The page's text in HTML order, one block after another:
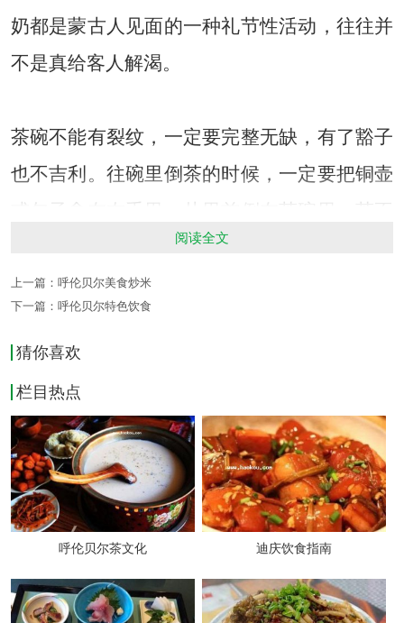
奶都是蒙古人见面的一种礼节性活动，往往并
不是真给客人解渴。
茶碗不能有裂纹，一定要完整无缺，有了豁子
也不吉利。往碗里倒茶的时候，一定要把铜壶
可倒得太满，也不能只倒一半。用手献茶的时
候，手指不能蘸进茶里．可以多少晃荡一下，
要向北向里，不能向南(朝门)向外，因为向里
福从里来，向外福朝外流。
给老人或贵客添茶的时候，要把茶碗接过来再
添茶，不能让客人把碗拿在手里，由主人来添
茶。新熬的茶在未喝之前，不管什么时候，都
阅读全文
上一篇： 呼伦贝尔美食炒米
下一篇： 呼伦贝尔特色饮食
猜你喜欢
栏目热点
呼伦贝尔茶文化 迪庆饮食指南